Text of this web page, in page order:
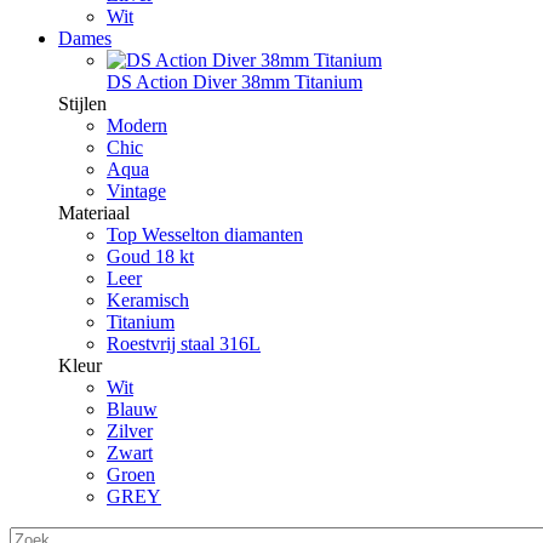
Wit
Dames
DS Action Diver 38mm Titanium
Stijlen
Modern
Chic
Aqua
Vintage
Materiaal
Top Wesselton diamanten
Goud 18 kt
Leer
Keramisch
Titanium
Roestvrij staal 316L
Kleur
Wit
Blauw
Zilver
Zwart
Groen
GREY